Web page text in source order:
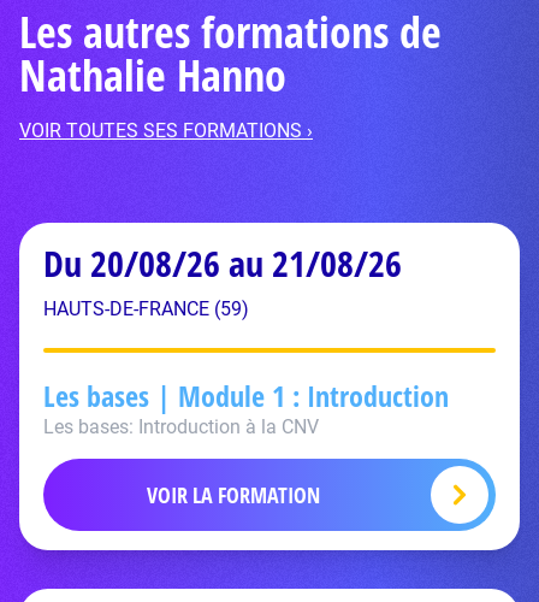
Les autres formations de
Nathalie Hanno
VOIR TOUTES SES FORMATIONS ›
Du 20/08/26 au 21/08/26
HAUTS-DE-FRANCE (59)
Les bases | Module 1 : Introduction
Les bases: Introduction à la CNV
VOIR LA FORMATION